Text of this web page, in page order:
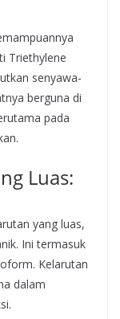
Triethylene
senyawa-
berguna di
pada
Luas:
yang luas,
Ini termasuk
Kelarutan
dalam